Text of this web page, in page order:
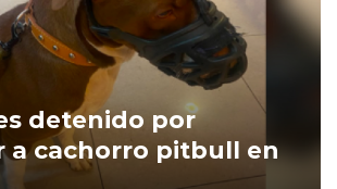
detenido por
a cachorro pitbull en